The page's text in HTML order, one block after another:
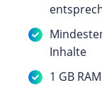
Inhalte
1 GB